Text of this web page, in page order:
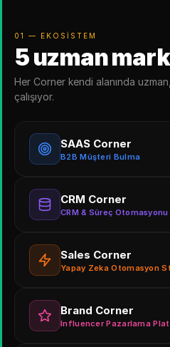
01 — EKOSISTEM
5 uzman
Her Corner kendi alanında
çalışıyor.
SAAS Corner
B2B Müşteri Bulma
CRM Corner
CRM & Süreç Otomasyonu
Sales Corner
Yapay Zeka Otomasyon
Brand Corner
Influencer Pazarlama